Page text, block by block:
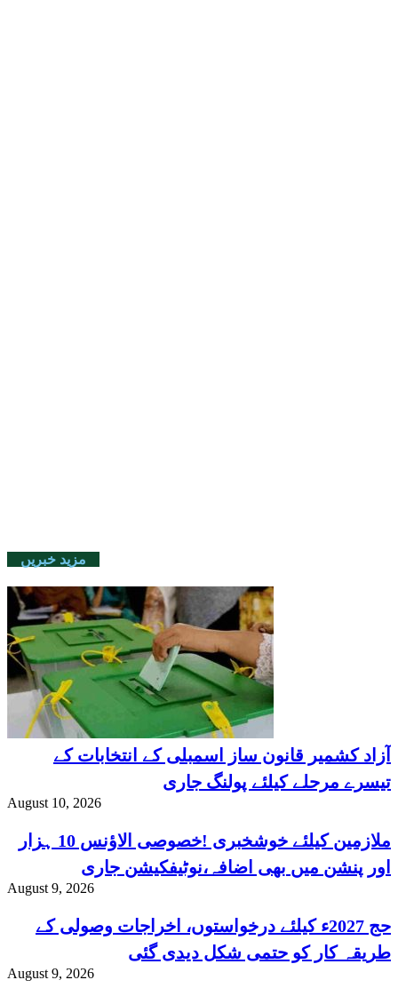
مزید خبریں
آزاد کشمیر قانون ساز اسمبلی کے انتخابات کے
تیسرے مرحلے کیلئے پولنگ جاری
August 10, 2026
ملازمین کیلئے خوشخبری !خصوصی الاؤنس 10 ہزار
اور پنشن میں بھی اضافہ،نوٹیفکیشن جاری
August 9, 2026
حج 2027ء کیلئے درخواستوں، اخراجات وصولی کے
طریقہ کار کو حتمی شکل دیدی گئی
August 9, 2026